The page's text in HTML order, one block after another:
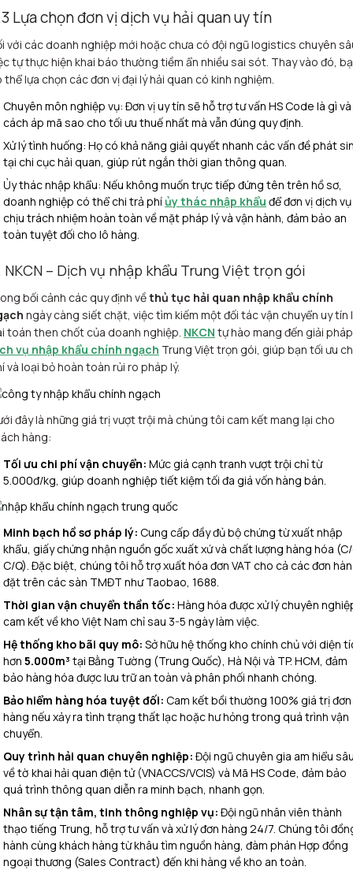
Lựa chọn đơn vị dịch vụ hải quan uy tín
với các doanh nghiệp mới hoặc chưa có đội ngũ logistics chuyên
tự thực hiện khai báo thường tiềm ẩn nhiều sai sót. Thay vào đó,
thể lựa chọn các đơn vị đại lý hải quan có kinh nghiệm.
Chuyên môn nghiệp vụ: Đơn vị uy tín sẽ hỗ trợ tư vấn HS Code là gì và
cách áp mã sao cho tối ưu thuế nhất mà vẫn đúng quy định.
Xử lý tình huống: Họ có khả năng giải quyết nhanh các vấn đề phát
tại chi cục hải quan, giúp rút ngắn thời gian thông quan.
Ủy thác nhập khẩu: Nếu không muốn trực tiếp đứng tên trên hồ sơ,
doanh nghiệp có thể chi trả phíủy thác nhập khẩu để đơn vị dịch vụ
chịu trách nhiệm hoàn toàn về mặt pháp lý và vận hành, đảm bảo an
toàn tuyệt đối cho lô hàng.
NKCN – Dịch vụ nhập khẩu Trung Việt trọn gói
bối cảnh các quy định vềthủ tục hải quan nhập khẩu chính
ngày càng siết chặt, việc tìm kiếm một đối tác vận chuyển uy tín
toán then chốt của doanh nghiệp. NKCN tự hào mang đến giải pháp
vụ nhập khẩu chính ngạch Trung Việt trọn gói, giúp bạn tối ưu
và loại bỏ hoàn toàn rủi ro pháp lý.
đây là những giá trị vượt trội mà chúng tôi cam kết mang lại cho
hàng:
Tối ưu chi phí vận chuyển: Mức giá cạnh tranh vượt trội chỉ từ
5.000đ/kg, giúp doanh nghiệp tiết kiệm tối đa giá vốn hàng bán.
Minh bạch hồ sơ pháp lý: Cung cấp đầy đủ bộ chứng từ xuất nhập
khẩu, giấy chứng nhận nguồn gốc xuất xứ và chất lượng hàng hóa
C/Q). Đặc biệt, chúng tôi hỗ trợ xuất hóa đơn VAT cho cả các đơn
đặt trên các sàn TMĐT như Taobao, 1688.
Thời gian vận chuyển thần tốc: Hàng hóa được xử lý chuyên
cam kết về kho Việt Nam chỉ sau 3-5 ngày làm việc.
Hệ thống kho bãi quy mô: Sở hữu hệ thống kho chính chủ với diện
hơn 5.000m³ tại Bằng Tường (Trung Quốc), Hà Nội và TP. HCM, đảm
bảo hàng hóa được lưu trữ an toàn và phân phối nhanh chóng.
Bảo hiểm hàng hóa tuyệt đối: Cam kết bồi thường 100% giá trị đơn
hàng nếu xảy ra tình trạng thất lạc hoặc hư hỏng trong quá trình vận
chuyển.
Quy trình hải quan chuyên nghiệp: Đội ngũ chuyên gia am hiểu
về tờ khai hải quan điện tử (VNACCS/VCIS) và Mã HS Code, đảm bảo
quá trình thông quan diễn ra minh bạch, nhanh gọn.
Nhân sự tận tâm, tinh thông nghiệp vụ: Đội ngũ nhân viên thành
thạo tiếng Trung, hỗ trợ tư vấn và xử lý đơn hàng 24/7. Chúng tôi
hành cùng khách hàng từ khâu tìm nguồn hàng, đàm phán Hợp đồng
ngoại thương (Sales Contract) đến khi hàng về kho an toàn.